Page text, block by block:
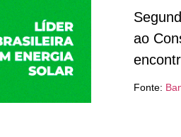
ao
Fonte: